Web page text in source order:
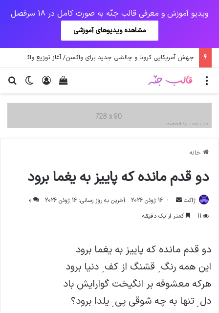
ویدیو آموزش و معرفی قالب جنّه به صورت کامل در 18 سرفصل
مشاهده ویدیوهای آموزشی
یک‌چهارم مرگ‌های روزانه کرونا در خوزستان / نگرانی از گسترش ویروس انگلیسی در تهران
تغییر ورود
دیدن سبد خرید منو
خانه
دو ﻗﺪﻡ ﻣﺎﻧﺪﻩ ﮐﻪ ‎ﭘﺎﯾﯿﺰ ﺑﻪ ﯾﻐﻤﺎ ﺑﺮﻭﺩ
ژاکت
ارسال
ایمیل
16 ژوئن 2026 آخرین به روز رسانی: 16 ژوئن 2026
0
11
کمتر از یک دقیقه
‏دو ﻗﺪﻡ ﻣﺎﻧﺪﻩ ﮐﻪ ‎ﭘﺎﯾﯿﺰ ﺑﻪ ﯾﻐﻤﺎ ﺑﺮﻭﺩ
ﺍﯾﻦ ﻫﻤﻪ ﺭﻧﮓ ِ ﻗﺸﻨﮓ ﺍﺯ ﮐﻒ ِ ﺩﻧﯿﺎ ﺑﺮﻭﺩ
ﻫﺮﮐﻪ ﻣﻌﺸﻮﻗﻪ ﺑﺮ ﺍﻧﮕﯿﺨﺖ ﮔﻮﺍﺭﺍﯾﺶ ﺑﺎﺩ
ﺩﻝ ِ ﺗﻨﻬﺎ ﺑﻪ ﭼﻪ ﺷﻮﻗﯽ ﭘﯽ ِ ‎ﯾﻠﺪﺍ ﺑﺮﻭﺩ؟